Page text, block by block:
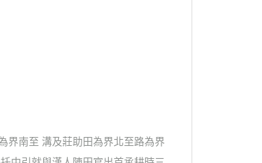
界南至 溝及莊助田為界北至路為界